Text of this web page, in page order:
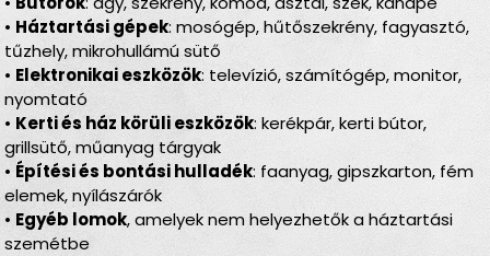
• Háztartási gépek: mosógép, hűtőszekrény, fagyasztó,
tűzhely, mikrohullámú sütő
• Elektronikai eszközök: televízió, számítógép, monitor,
nyomtató
• Kerti és ház körüli eszközök: kerékpár, kerti bútor,
grillsütő, műanyag tárgyak
• Építési és bontási hulladék: faanyag, gipszkarton, fém
elemek, nyílászárók
• Egyéb lomok, amelyek nem helyezhetők a háztartási
szemétbe